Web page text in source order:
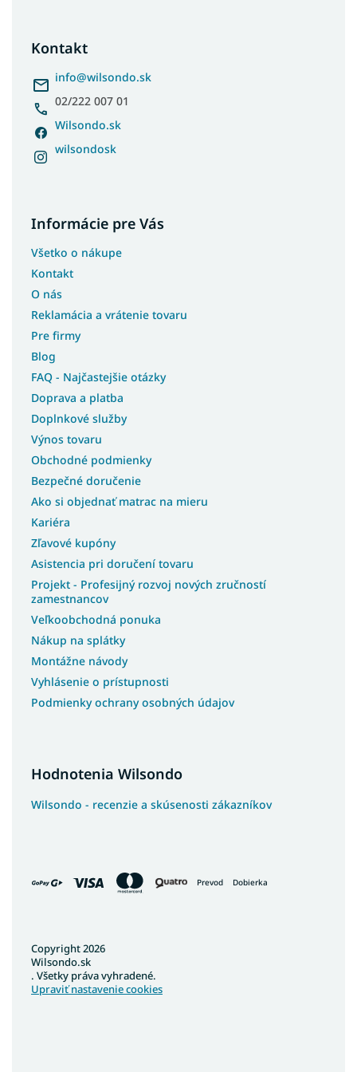
Kontakt
info@wilsondo.sk
02/222 007 01
Wilsondo.sk
wilsondosk
Informácie pre Vás
Všetko o nákupe
Kontakt
O nás
Reklamácia a vrátenie tovaru
Pre firmy
Blog
FAQ - Najčastejšie otázky
Doprava a platba
Doplnkové služby
Výnos tovaru
Obchodné podmienky
Bezpečné doručenie
Ako si objednať matrac na mieru
Kariéra
Zľavové kupóny
Asistencia pri doručení tovaru
Projekt - Profesijný rozvoj nových zručností
zamestnancov
Veľkoobchodná ponuka
Nákup na splátky
Montážne návody
Vyhlásenie o prístupnosti
Podmienky ochrany osobných údajov
Hodnotenia Wilsondo
Wilsondo - recenzie a skúsenosti zákazníkov
Prevod Dobierka
Copyright 2026
Wilsondo.sk
. Všetky práva vyhradené.
Upraviť nastavenie cookies